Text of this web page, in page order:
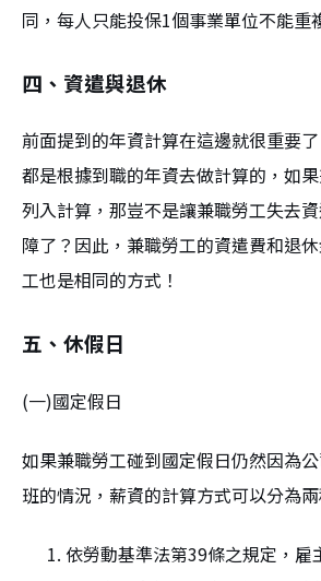
同，每人只能投保1個事業單位不能重
四、資遣與退休
前面提到的年資計算在這邊就很重要
都是根據到職的年資去做計算的，如
列入計算，那豈不是讓兼職勞工失去
障了？因此，兼職勞工的資遣費和退
工也是相同的方式！
五、休假日
(一)國定假日
如果兼職勞工碰到國定假日仍然因為
班的情況，薪資的計算方式可以分為兩
依勞動基準法第39條之規定，雇